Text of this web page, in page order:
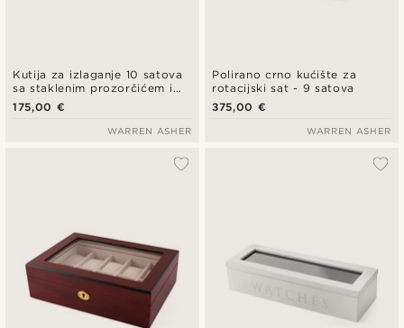
Kutija za izlaganje 10 satova
sa staklenim prozorčićem i
ključem
175,00 €
WARREN ASHER
Polirano crno kućište za
rotacijski sat - 9 satova
375,00 €
WARREN ASHER